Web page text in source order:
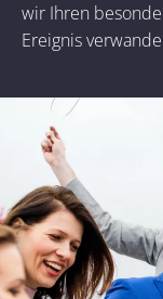
wir Ihren
Ereignis